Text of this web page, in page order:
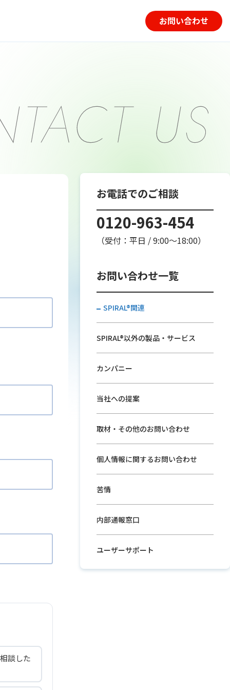
お問い合わせ
談した
お電話でのご相談
0120-963-454
（受付：平日 / 9:00〜18:00）
お問い合わせ一覧
SPIRAL®関連
SPIRAL®以外の製品・サービス
カンパニー
当社への提案
取材・その他のお問い合わせ
個人情報に関するお問い合わせ
苦情
内部通報窓口
ユーザーサポート